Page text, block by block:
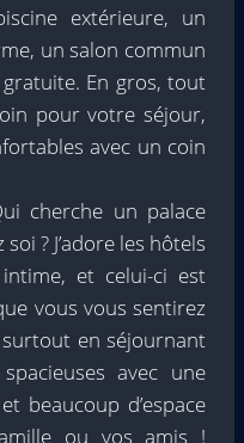
extérieure, un
un salon commun
En gros, tout
pour votre séjour,
avec un coin
cherche un palace
? J’adore les hôtels
et celui-ci est
vous vous sentirez
en séjournant
avec une
beaucoup d’espace
ou vos amis !